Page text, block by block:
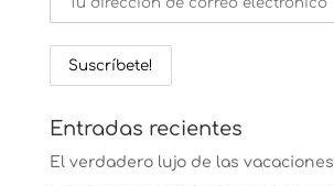
Entradas recientes
El verdadero lujo de las vacaciones